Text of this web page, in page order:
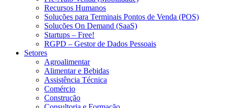
Recursos Humanos
Soluções para Terminais Pontos de Venda (POS)
Soluções On Demand (SaaS)
Startups – Free!
RGPD – Gestor de Dados Pessoais
Setores
Agroalimentar
Alimentar e Bebidas
Assistência Técnica
Comércio
Construção